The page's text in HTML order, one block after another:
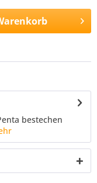
bestechen